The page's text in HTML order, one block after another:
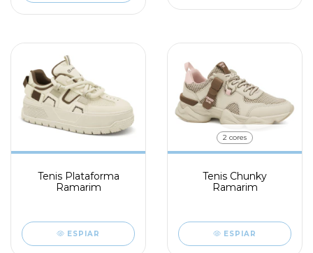
Tenis Plataforma
Ramarim
ESPIAR
2 cores
Tenis Chunky
Ramarim
ESPIAR